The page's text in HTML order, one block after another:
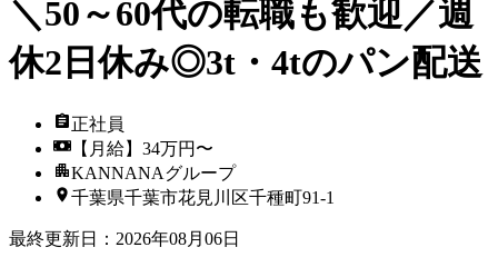
＼50～60代の転職も歓迎／週
休2日休み◎3t・4tのパン配送
正社員
【月給】34万円〜
KANNANAグループ
千葉県千葉市花見川区千種町91-1
最終更新日 ： 2026年08月06日